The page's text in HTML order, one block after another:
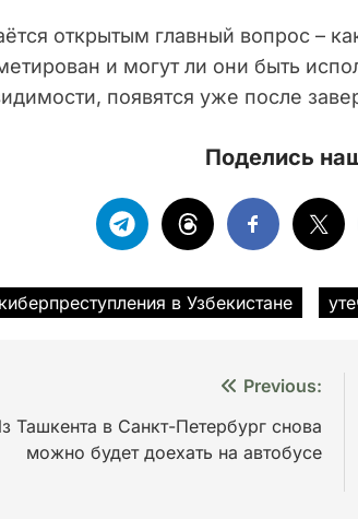
открытым главный вопрос –
и могут ли они быть
появятся уже после
Поделись
киберпреступления в Узбекистане
Previous:
Ташкента в Санкт-Петербург снова
можно будет доехать на автобусе